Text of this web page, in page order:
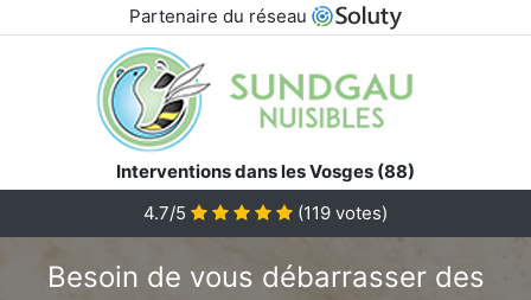
Partenaire du réseau
Interventions dans les Vosges (88)
4.7/5 (119 votes)
Besoin de vous débarrasser des